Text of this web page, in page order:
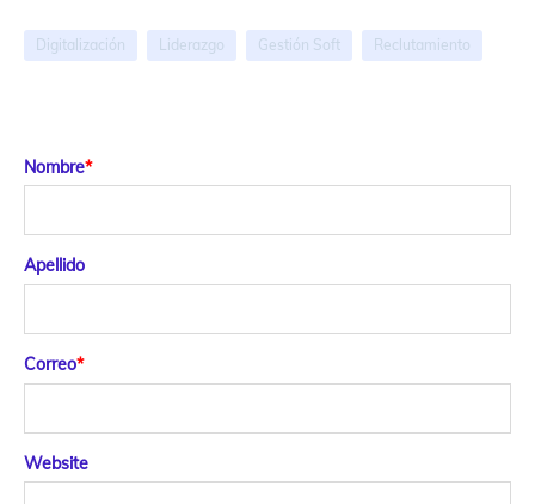
Digitalización Liderazgo Gestión Soft Reclutamiento
Nombre*
Apellido
Correo*
Website